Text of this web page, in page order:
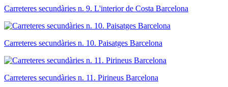
Carreteres secundàries n. 9. L'interior de Costa Barcelona
Carreteres secundàries n. 10. Paisatges Barcelona
Carreteres secundàries n. 11. Pirineus Barcelona